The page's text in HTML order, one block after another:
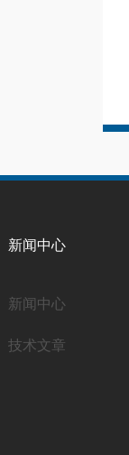
新闻中心
新闻中心
技术文章